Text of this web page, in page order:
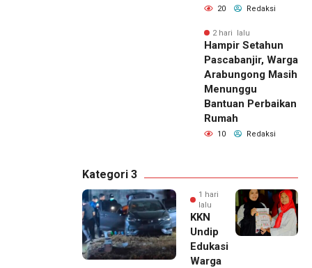
20 Redaksi
2 hari lalu
Hampir Setahun
Pascabanjir, Warga
Arabungong Masih
Menunggu
Bantuan Perbaikan
Rumah
10 Redaksi
Kategori 3
1 hari
lalu
KKN
Undip
Edukasi
Warga